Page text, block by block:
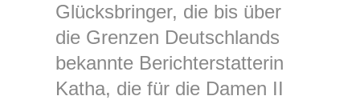
Glücksbringer, die bis über
die Grenzen Deutschlands
bekannte Berichterstatterin
Katha, die für die Damen II